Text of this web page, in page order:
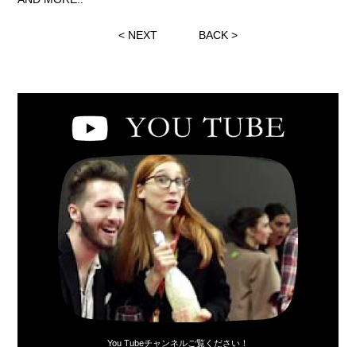
< NEXT BACK >
You Tubeチャンネルご覧ください！